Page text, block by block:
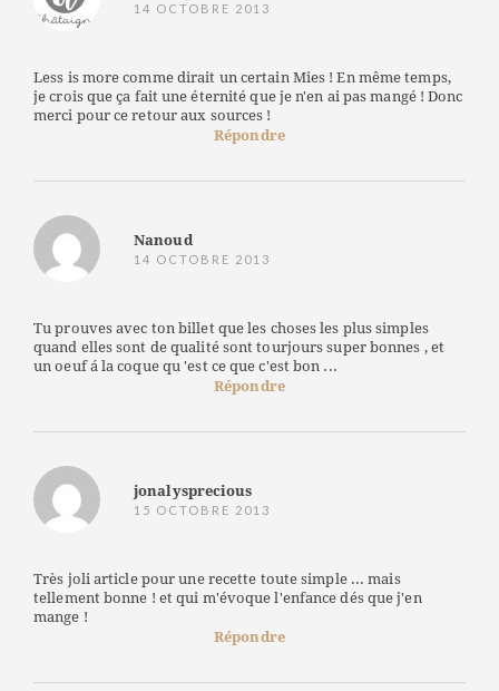
14 OCTOBRE 2013
Less is more comme dirait un certain Mies ! En même temps,
je crois que ça fait une éternité que je n'en ai pas mangé ! Donc
merci pour ce retour aux sources !
Répondre
Nanoud
14 OCTOBRE 2013
Tu prouves avec ton billet que les choses les plus simples
quand elles sont de qualité sont tourjours super bonnes , et
un oeuf á la coque qu 'est ce que c'est bon ...
Répondre
jonalysprecious
15 OCTOBRE 2013
Très joli article pour une recette toute simple ... mais
tellement bonne ! et qui m'évoque l'enfance dés que j'en
mange !
Répondre